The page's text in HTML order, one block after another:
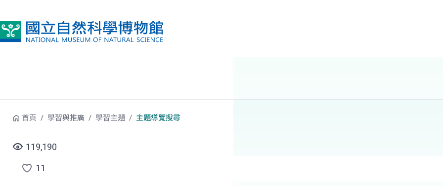
首頁 學習與推廣 學習主題 主題導覽搜尋
119,190
點
11